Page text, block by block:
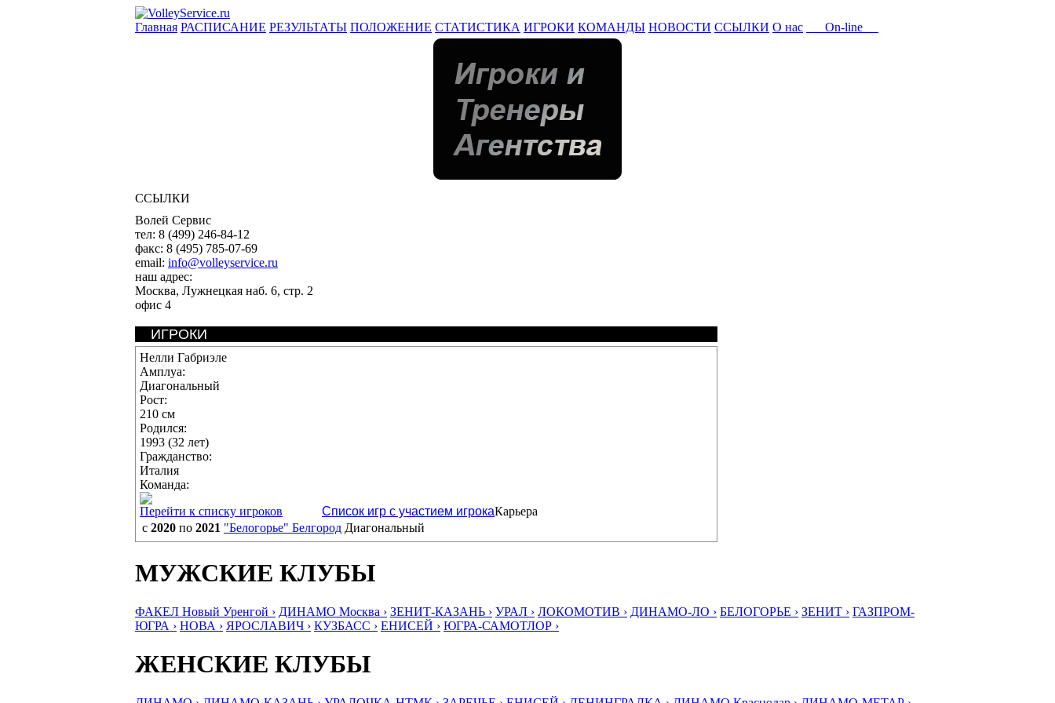
Главная РАСПИСАНИЕ РЕЗУЛЬТАТЫ ПОЛОЖЕНИЕ СТАТИСТИКА ИГРОКИ КОМАНДЫ НОВОСТИ ССЫЛКИ О нас On-line
ССЫЛКИ
Волей Сервис
тел: 8 (499) 246-84-12
факс: 8 (495) 785-07-69
email: info@volleyservice.ru
наш адрес:
Москва, Лужнецкая наб. 6, стр. 2
офис 4
ИГРОКИ
Нелли Габриэле
Амплуа:
Диагональный
Рост:
210 см
Родился:
1993 (32 лет)
Гражданство:
Италия
Команда:
Перейти к списку игроков
Список игр с участием игрокаКарьера
с 2020 по 2021 "Белогорье" Белгород Диагональный
МУЖСКИЕ КЛУБЫ
ФАКЕЛ Новый Уренгой › ДИНАМО Москва › ЗЕНИТ-КАЗАНЬ › УРАЛ › ЛОКОМОТИВ › ДИНАМО-ЛО › БЕЛОГОРЬЕ › ЗЕНИТ › ГАЗПРОМ-
ЮГРА › НОВА › ЯРОСЛАВИЧ › КУЗБАСС › ЕНИСЕЙ › ЮГРА-САМОТЛОР ›
ЖЕНСКИЕ КЛУБЫ